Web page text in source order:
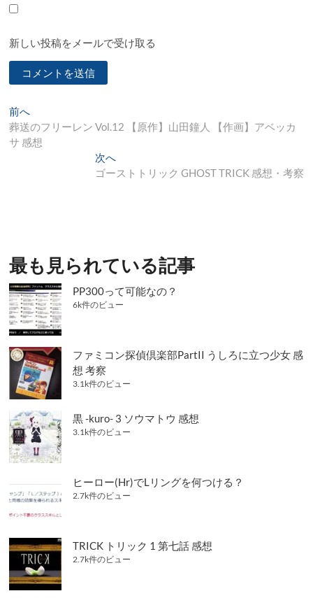
新しい投稿をメールで受け取る
投
稿
ョ
ン
前へ
去
の
葬送のフリーレン Vol.12 【原作】山田鐘人 【作画】アベッカ
サ 感想
次へ次
の
ゴーストトリック GHOST TRICK 感想・考察
最も見られている記事
PP300って可能なの？
6k件のビュー
ファミコン探偵倶楽部PartII うしろに立つ少女 感
想 考察
3.1k件のビュー
黒 -kuro- 3 ソウマトウ 感想
3.1k件のビュー
ヒーロー(Hr)でLリングを何つける？
2.7k件のビュー
TRICK トリック 1 第七話 感想
2.7k件のビュー